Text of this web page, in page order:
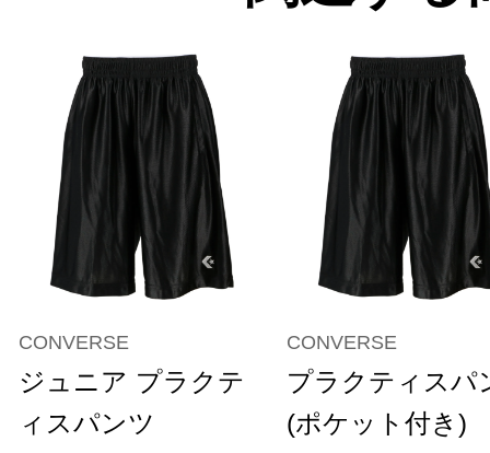
CONVERSE
ジュニア プラクテ
ィスパンツ
CONVERSE
プラクティスパ
(ポケット付き)